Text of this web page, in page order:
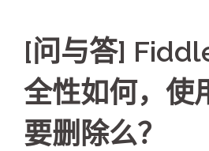
[问与答]
全性如何，使
要删除么？